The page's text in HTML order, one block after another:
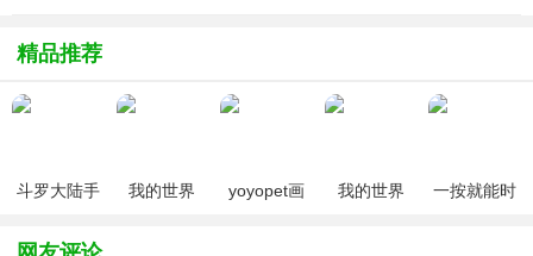
观的了解到具体的歌词意思，不用担心听不懂具体的咬字。
而且在使用的时候也是非常的方便的，功能的操作非常简
精品推荐
斗罗大陆手
限钻石
我的世界
yoyopet画
我的世界
一按就能时